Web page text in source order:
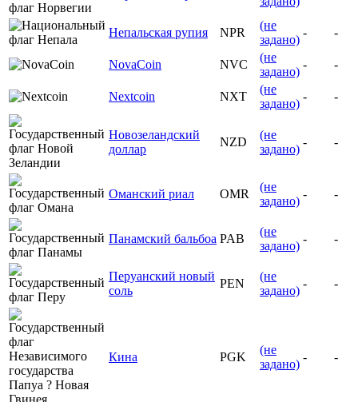
Непальская рупия NPR
(не
задано)
- -
NovaCoin NVC
(не
задано)
- -
Nextcoin NXT
(не
задано)
- -
Новозеландский
доллар
NZD
(не
задано)
- -
Оманский риал OMR
(не
задано)
- -
Панамский бальбоа PAB
(не
задано)
- -
Перуанский новый
соль
PEN
(не
задано)
- -
Кина PGK
(не
задано)
- -